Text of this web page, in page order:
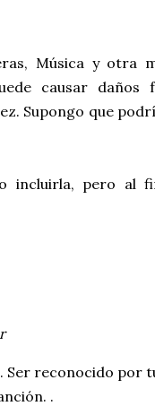
Música y otra
causar daños
Supongo que
incluirla, pero al
Ser reconocido por
.